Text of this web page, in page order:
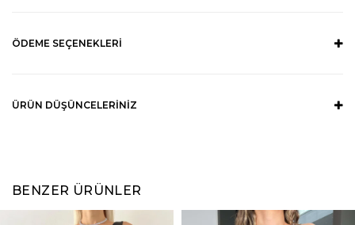
ÖDEME SEÇENEKLERI
ÜRÜN DÜŞÜNCELERINIZ
BENZER ÜRÜNLER